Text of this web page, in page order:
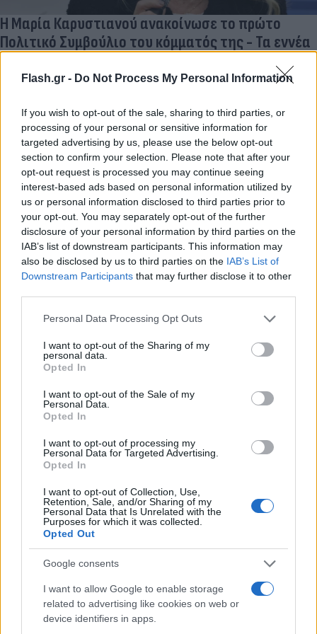
Flash.gr - Do Not Process My Personal Information
If you wish to opt-out of the sale, sharing to third parties, or
processing of your personal or sensitive information for
targeted advertising by us, please use the below opt-out
section to confirm your selection. Please note that after your
opt-out request is processed you may continue seeing
interest-based ads based on personal information utilized by
us or personal information disclosed to third parties prior to
your opt-out. You may separately opt-out of the further
disclosure of your personal information by third parties on the
IAB’s list of downstream participants. This information may
also be disclosed by us to third parties on the IAB’s List of
Downstream Participants that may further disclose it to other
Please note that this website/app uses one or more Google
not limited to your visit or usage behaviour. You may click to
grant or deny consent to Google and its third-party tags to
use your data for below specified purposes in below Google
consent section.
Personal Data Processing Opt Outs
I want to opt-out of the Sharing of my
personal data.
Opted In
I want to opt-out of the Sale of my
Personal Data.
Opted In
I want to opt-out of processing my
Personal Data for Targeted Advertising.
Opted In
I want to opt-out of Collection, Use,
Retention, Sale, and/or Sharing of my
Personal Data that Is Unrelated with the
Purposes for which it was collected.
Opted Out
Google consents
I want to allow Google to enable storage
related to advertising like cookies on web or
device identifiers in apps.
Η Μαρία Καρυστιανού ανακοίνωσε το πρώτο
Πολιτικό Συμβούλιο του κόμματός της - Τα εννέα
μέλη
Το προσωρινό όργανο θα λειτουργήσει έως τη διεξαγωγή του
οργανωτικό συντονισμό.
29.06.2026 14:25
Στις 12:00 η νέα δημοσκόπηση της ALCO για τον
FLASH - Πόσοι θα ψηφίσουν ένα «κόμμα Σαμαρά»
Καρυστιανού. Η μάχη για τη δεύτερη θέση, το «κόμμα» Σαμαρά
και τα μεγάλα «αγκάθια» που έχει να αντιμετωπίσει η
29.06.2026 13:25
Συντακτική